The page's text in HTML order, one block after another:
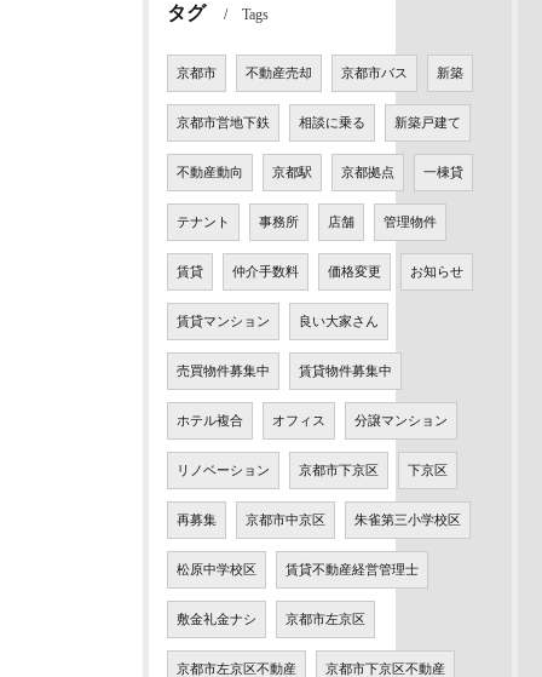
タグ Tags
京都市 不動産売却 京都市バス 新築
京都市営地下鉄 相談に乗る 新築戸建て
不動産動向 京都駅 京都拠点 一棟貸
テナント 事務所 店舗 管理物件
賃貸 仲介手数料 価格変更 お知らせ
賃貸マンション 良い大家さん
売買物件募集中 賃貸物件募集中
ホテル複合 オフィス 分譲マンション
リノベーション 京都市下京区 下京区
再募集 京都市中京区 朱雀第三小学校区
松原中学校区 賃貸不動産経営管理士
敷金礼金ナシ 京都市左京区
京都市左京区不動産 京都市下京区不動産